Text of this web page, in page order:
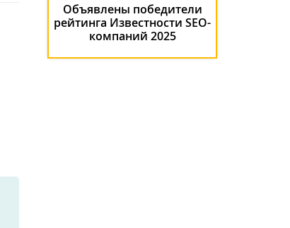
Объявлены победители
рейтинга Известности SEO-
компаний 2025